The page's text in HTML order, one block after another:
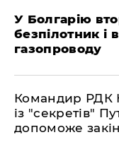
У Болгарію
безпілотник і
газопроводу
Командир РДК
із "секретів"
допоможе